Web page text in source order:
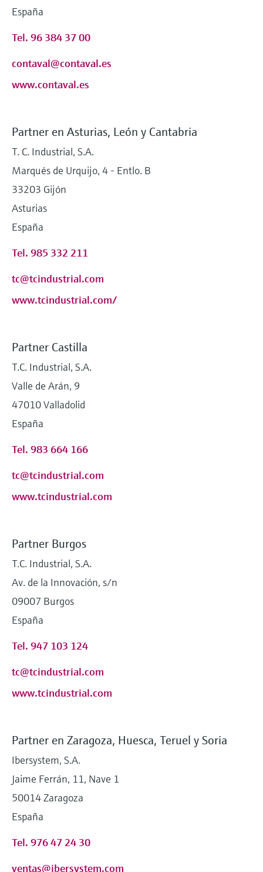
España
Tel. 96 384 37 00
contaval@contaval.es
www.contaval.es
Partner en Asturias, León y Cantabria
T. C. Industrial, S.A.
Marqués de Urquijo, 4 - Entlo. B
33203 Gijón
Asturias
España
Tel. 985 332 211
tc@tcindustrial.com
www.tcindustrial.com/
Partner Castilla
T.C. Industrial, S.A.
Valle de Arán, 9
47010 Valladolid
España
Tel. 983 664 166
tc@tcindustrial.com
www.tcindustrial.com
Partner Burgos
T.C. Industrial, S.A.
Av. de la Innovación, s/n
09007 Burgos
España
Tel. 947 103 124
tc@tcindustrial.com
www.tcindustrial.com
Partner en Zaragoza, Huesca, Teruel y Soria
Ibersystem, S.A.
Jaime Ferrán, 11, Nave 1
50014 Zaragoza
España
Tel. 976 47 24 30
ventas@ibersystem.com